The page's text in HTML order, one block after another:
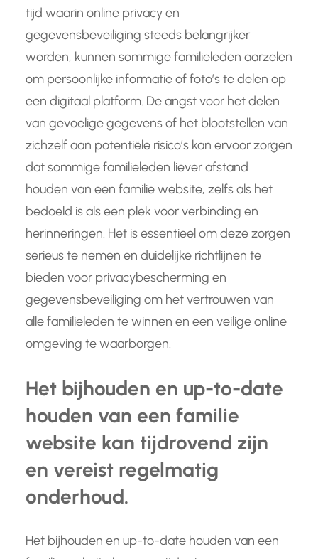
tijd waarin online privacy en
gegevensbeveiliging steeds belangrijker
worden, kunnen sommige familieleden aarzelen
om persoonlijke informatie of foto’s te delen op
een digitaal platform. De angst voor het delen
van gevoelige gegevens of het blootstellen van
zichzelf aan potentiële risico’s kan ervoor zorgen
dat sommige familieleden liever afstand
houden van een familie website, zelfs als het
bedoeld is als een plek voor verbinding en
herinneringen. Het is essentieel om deze zorgen
serieus te nemen en duidelijke richtlijnen te
bieden voor privacybescherming en
gegevensbeveiliging om het vertrouwen van
alle familieleden te winnen en een veilige online
omgeving te waarborgen.
Het bijhouden en up-to-date
houden van een familie
website kan tijdrovend zijn
en vereist regelmatig
onderhoud.
Het bijhouden en up-to-date houden van een